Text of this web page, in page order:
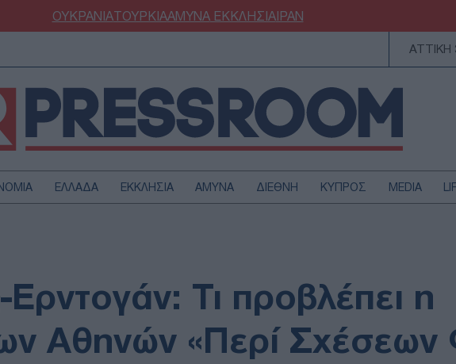
ΟΥΚΡΑΝΙΑΤΟΥΡΚΙΑΑΜΥΝΑΕΚΚΛΗΣΙΑΙΡΑΝ
ΑΤΤΙΚΗ
ΕΛΛΑΔΑ ΕΚΚΛΗΣΙΑ ΑΜΥΝΑ ΔΙΕΘΝΗ ΚΥΠΡΟΣ MEDIA
ΤΕΧΝΟΛΟΓΙΑ
ΑΡΘΡΟΓΡΑΦΙΑ
Τι προβλέπει η
Αθηνών «Περί Σχέσεων